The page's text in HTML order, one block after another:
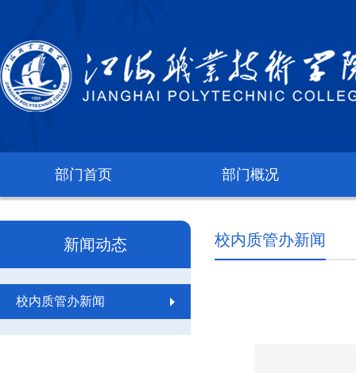
部门首页 部门概况
新闻动态
校内质管办新闻
校内质管办新闻